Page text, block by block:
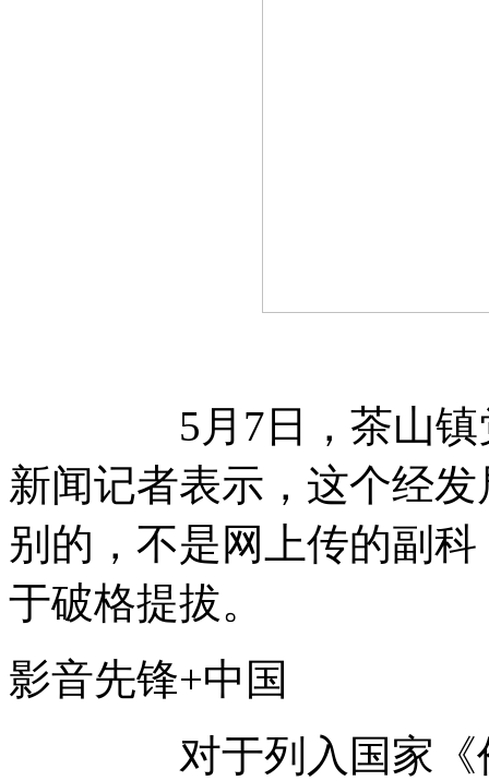
5月7日，茶山镇党
新闻记者表示，这个经
别的，不是网上传的副
于破格提拔。
影音先锋+中国
对于列入国家《价